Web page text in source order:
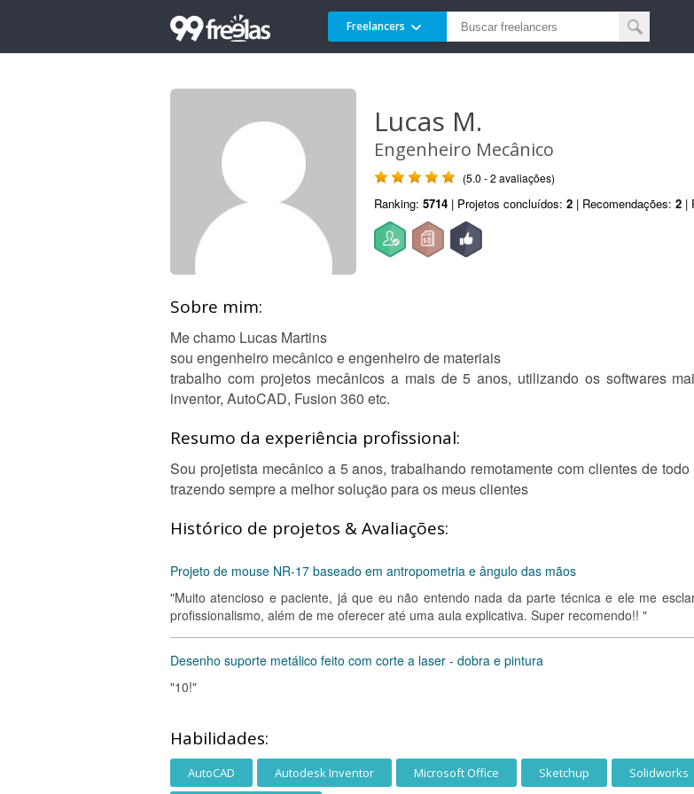
Freelancers
Lucas M.
Engenheiro Mecânico
(5.0 - 2 avaliações)
Ranking: 5714 | Projetos concluídos: 2 | Recomendações: 2 |
Sobre mim:
Me chamo Lucas Martins
sou engenheiro mecânico e engenheiro de materiais
trabalho com projetos mecânicos a mais de 5 anos, utilizando os softwares
inventor, AutoCAD, Fusion 360 etc.
Resumo da experiência profissional:
Sou projetista mecânico a 5 anos, trabalhando remotamente com clientes de
trazendo sempre a melhor solução para os meus clientes
Histórico de projetos & Avaliações:
Projeto de mouse NR-17 baseado em antropometria e ângulo das mãos
"Muito atencioso e paciente, já que eu não entendo nada da parte técnica e ele me
profissionalismo, além de me oferecer até uma aula explicativa. Super recomendo!! "
Desenho suporte metálico feito com corte a laser - dobra e pintura
"10!"
Habilidades:
AutoCAD Autodesk Inventor Microsoft Office Sketchup Solidworks